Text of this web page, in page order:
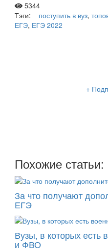
5344
Тэги:
поступить в вуз,
ЕГЭ, ЕГЭ 2022
+
Похожие статьи:
За что получают
ЕГЭ
Вузы, в которых
и ФВО